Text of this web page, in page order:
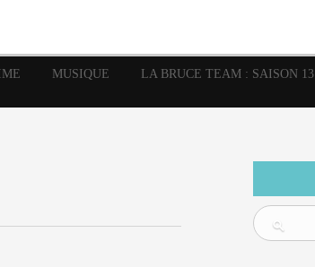
MUSIQUE LA BRUCE TEAM : SAISON 13
Mangas Marvel Mattie boy Musique
Panini Présence
Punisher Rock Semic Special Guest Spidey Superman